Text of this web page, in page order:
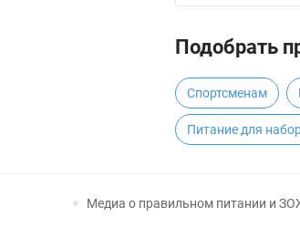
Подобрать
Спортсменам
Питание для
Медиа о правильном питании и